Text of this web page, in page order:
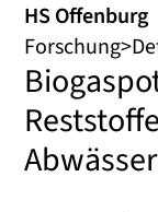
HS Offenburg
Forschung